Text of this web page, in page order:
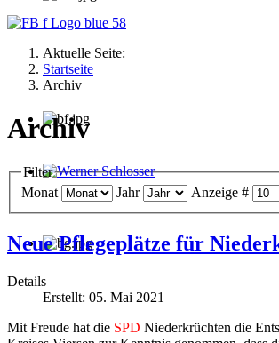
Werner Schlosser
Aktuelle Seite:
Startseite
Archiv
Archiv
Filter
Monat
Jahr Anzeige #
Neue Pflegeplätze für
Details
Erstellt: 05. Mai 2021
Mit Freude hat die SPD Niederkrüchten die